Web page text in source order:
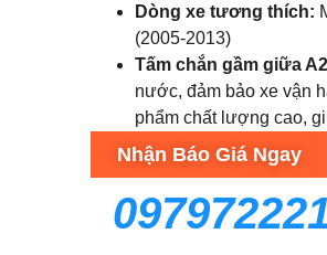
Dòng xe tương thích:
(2005-2013)
Tấm chắn gầm giữa
nước, đảm bảo xe vận
phẩm chất lượng cao,
Nhận Báo Giá Ngay